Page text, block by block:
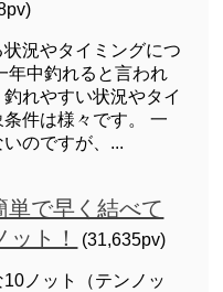
況やタイミングにつ
年中釣れると言われ
れやすい状況やタイ
条件は様々です。 一
のですが、...
単で早く結べて
ト！
(31,635pv)
ノット（テンノッ